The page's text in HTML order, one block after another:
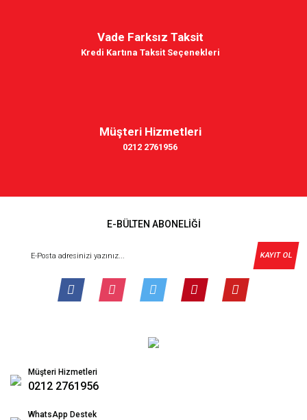
Vade Farksız Taksit
Kredi Kartına Taksit Seçenekleri
Müşteri Hizmetleri
0212 2761956
E-BÜLTEN ABONELİĞİ
KAYIT OL
Müşteri Hizmetleri
0212 2761956
WhatsApp Destek